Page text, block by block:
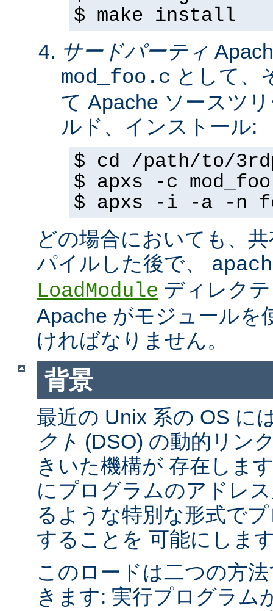
$ make install
サードパーティ
mod_foo.c として、
て Apache ソースツ
ルド、インストール:
$ cd /path/to/
$ apxs -c
$ apxs -i -a -n
どの場合においても、
パイルした後で、
LoadModule ディレク
Apache がモジュールを
ければなりません。
背景
最近の Unix 系の OS に
クト (DSO) の動的リン
きいた機構が 存在しま
にプログラムのアドレ
るような特別な形式で
することを 可能にしま
このロードは二つの方
きます: 実行プログラム